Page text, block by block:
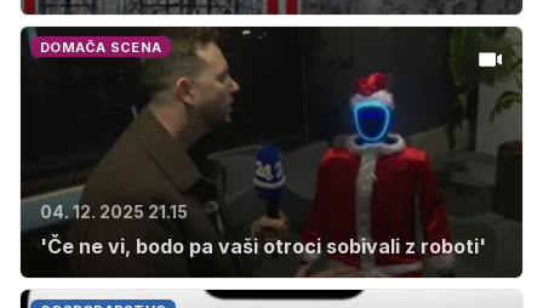
DOMAČA SCENA
04. 12. 2025 21.15
'Če ne vi, bodo pa vaši otroci sobivali z roboti'